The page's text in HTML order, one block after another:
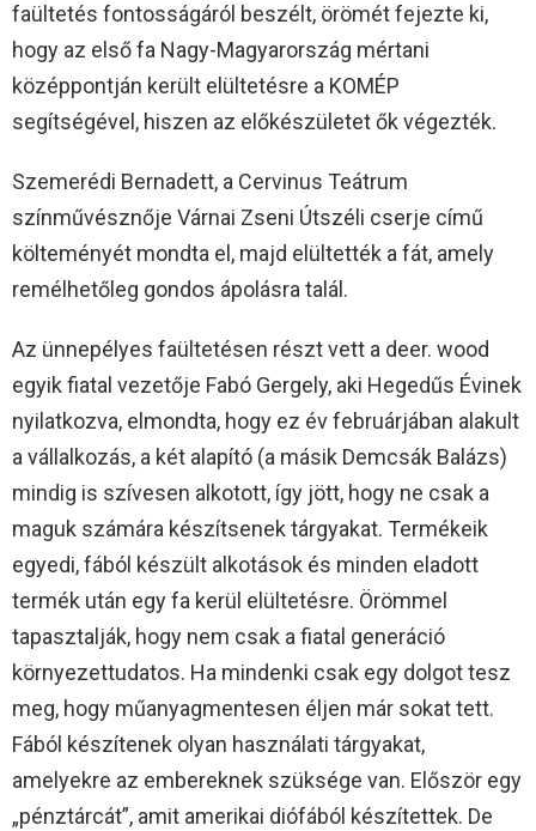
faültetés fontosságáról beszélt, örömét fejezte ki,
hogy az első fa Nagy-Magyarország mértani
középpontján került elültetésre a KOMÉP
segítségével, hiszen az előkészületet ők végezték.
Szemerédi Bernadett, a Cervinus Teátrum
színművésznője Várnai Zseni Útszéli cserje című
költeményét mondta el, majd elültették a fát, amely
remélhetőleg gondos ápolásra talál.
Az ünnepélyes faültetésen részt vett a deer. wood
egyik fiatal vezetője Fabó Gergely, aki Hegedűs Évinek
nyilatkozva, elmondta, hogy ez év februárjában alakult
a vállalkozás, a két alapító (a másik Demcsák Balázs)
mindig is szívesen alkotott, így jött, hogy ne csak a
maguk számára készítsenek tárgyakat. Termékeik
egyedi, fából készült alkotások és minden eladott
termék után egy fa kerül elültetésre. Örömmel
tapasztalják, hogy nem csak a fiatal generáció
környezettudatos. Ha mindenki csak egy dolgot tesz
meg, hogy műanyagmentesen éljen már sokat tett.
Fából készítenek olyan használati tárgyakat,
amelyekre az embereknek szüksége van. Először egy
„pénztárcát”, amit amerikai diófából készítettek. De